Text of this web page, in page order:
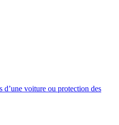
d’une voiture ou protection des